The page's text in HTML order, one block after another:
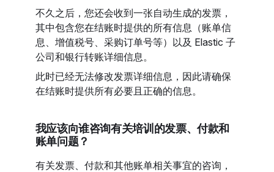
不久之后，您还会收到一张自动生成的发票，
其中包含您在结账时提供的所有信息（账单信
息、增值税号、采购订单号等）以及 Elastic 子
公司和银行转账详细信息。
此时已经无法修改发票详细信息，因此请确保
在结账时提供所有必要且正确的信息。
我应该向谁咨询有关培训的发票、付款和
账单问题？
有关发票、付款和其他账单相关事宜的咨询，